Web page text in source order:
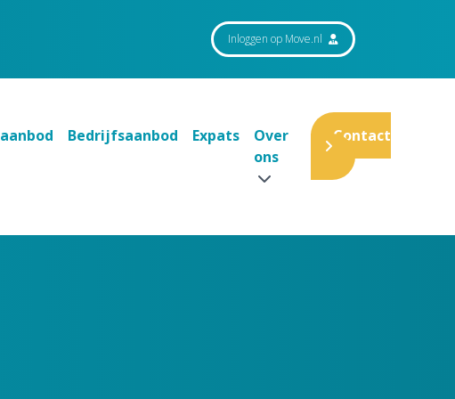
Inloggen op Move.nl
Bedrijfsaanbod Expats
Over
ons
Contact